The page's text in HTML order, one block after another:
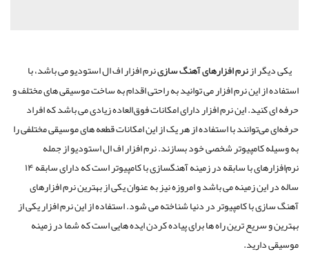
یکی دیگر ازنرم افزارهای آهنگ سازینرم افزار اف ال استودیو می باشد، با
استفاده از این نرم افزار می توانید به راحتی اقدام به ساخت موسیقی های مختلف و
حرفه ای کنید. این نرم افزار دارای امکانات فوق‌العاده زیادی می باشد که افراد
حرفه‌ای می‌توانند با استفاده از هر یک از این امکانات قطعه های موسیقی مختلفی را
به وسیله کامپیوتر شخصی خود بسازند. نرم افزار اف ال استودیو از جمله
نرم‌افزارهای با سابقه در زمینه آهنگسازی با کامپیوتر است که دارای سابقه ۱۴
ساله در این زمینه می باشد و امروزه نیز به عنوان یکی از بهترین نرم افزارهای
آهنگ سازی با کامپیوتر در دنیا شناخته می شود. استفاده از این نرم افزار یکی از
بهترین و سریع ترین راه ها برای پیاده کردن ایده هایی است که شما در زمینه
موسیقی دارید.